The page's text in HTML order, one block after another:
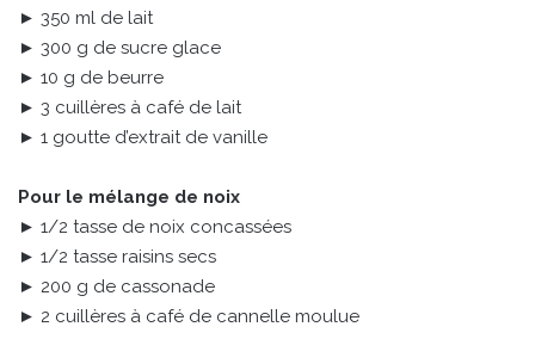
► 350 ml de lait
► 300 g de sucre glace
► 10 g de beurre
► 3 cuillères à café de lait
► 1 goutte d’extrait de vanille
Pour le mélange de noix
► 1/2 tasse de noix concassées
► 1/2 tasse raisins secs
► 200 g de cassonade
► 2 cuillères à café de cannelle moulue